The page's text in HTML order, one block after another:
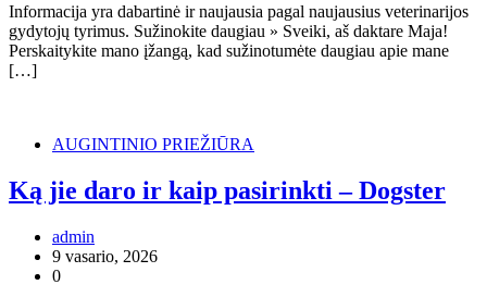
Informacija yra dabartinė ir naujausia pagal naujausius veterinarijos
gydytojų tyrimus. Sužinokite daugiau » Sveiki, aš daktare Maja!
Perskaitykite mano įžangą, kad sužinotumėte daugiau apie mane
[…]
AUGINTINIO PRIEŽIŪRA
Ką jie daro ir kaip pasirinkti – Dogster
admin
9 vasario, 2026
0